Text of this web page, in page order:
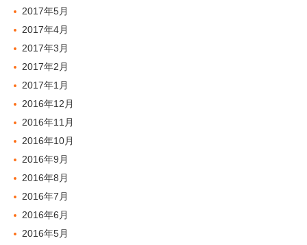
2017年5月
2017年4月
2017年3月
2017年2月
2017年1月
2016年12月
2016年11月
2016年10月
2016年9月
2016年8月
2016年7月
2016年6月
2016年5月